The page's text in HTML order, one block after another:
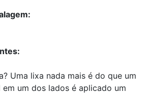
Uma lixa nada mais é do que um
em um dos lados é aplicado um